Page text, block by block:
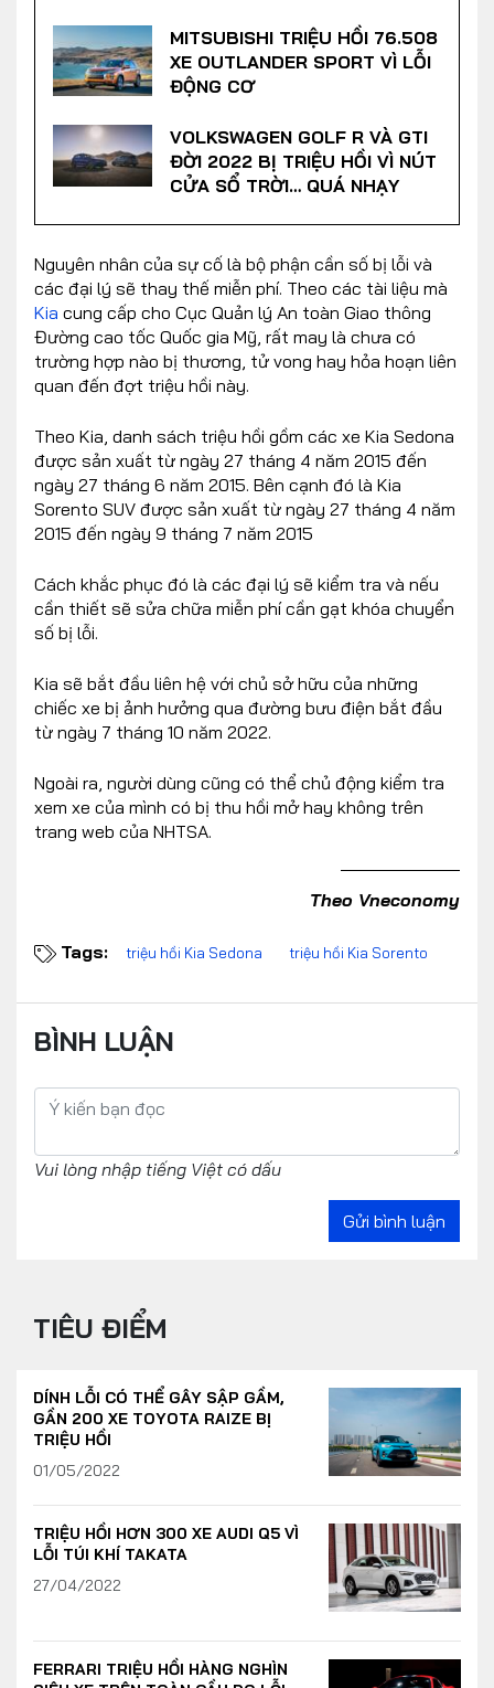
MITSUBISHI TRIỆU HỒI 76.508
XE OUTLANDER SPORT VÌ LỖI
ĐỘNG CƠ
VOLKSWAGEN GOLF R VÀ GTI
ĐỜI 2022 BỊ TRIỆU HỒI VÌ NÚT
CỬA SỔ TRỜI… QUÁ NHẠY
Nguyên nhân của sự cố là bộ phận cần số bị lỗi và
các đại lý sẽ thay thế miễn phí. Theo các tài liệu mà
Kia cung cấp cho Cục Quản lý An toàn Giao thông
Đường cao tốc Quốc gia Mỹ, rất may là chưa có
trường hợp nào bị thương, tử vong hay hỏa hoạn liên
quan đến đợt triệu hồi này.
Theo Kia, danh sách triệu hồi gồm các xe Kia Sedona
được sản xuất từ ​​ngày 27 tháng 4 năm 2015 đến
ngày 27 tháng 6 năm 2015. Bên cạnh đó là Kia
Sorento SUV được sản xuất từ ​​ngày 27 tháng 4 năm
2015 đến ngày 9 tháng 7 năm 2015
Cách khắc phục đó là các đại lý sẽ kiểm tra và nếu
cần thiết sẽ sửa chữa miễn phí cần gạt khóa chuyển
số bị lỗi.
Kia sẽ bắt đầu liên hệ với chủ sở hữu của những
chiếc xe bị ảnh hưởng qua đường bưu điện bắt đầu
từ ngày 7 tháng 10 năm 2022.
Ngoài ra, người dùng cũng có thể chủ động kiểm tra
xem xe của mình có bị thu hồi mở hay không trên
trang web của NHTSA.
Theo Vneconomy
Tags: triệu hồi Kia Sedona triệu hồi Kia Sorento
BÌNH LUẬN
Vui lòng nhập tiếng Việt có dấu
Gửi bình luận
TIÊU ĐIỂM
DÍNH LỖI CÓ THỂ GÂY SẬP GẦM,
GẦN 200 XE TOYOTA RAIZE BỊ
TRIỆU HỒI
01/05/2022
TRIỆU HỒI HƠN 300 XE AUDI Q5 VÌ
LỖI TÚI KHÍ TAKATA
27/04/2022
FERRARI TRIỆU HỒI HÀNG NGHÌN